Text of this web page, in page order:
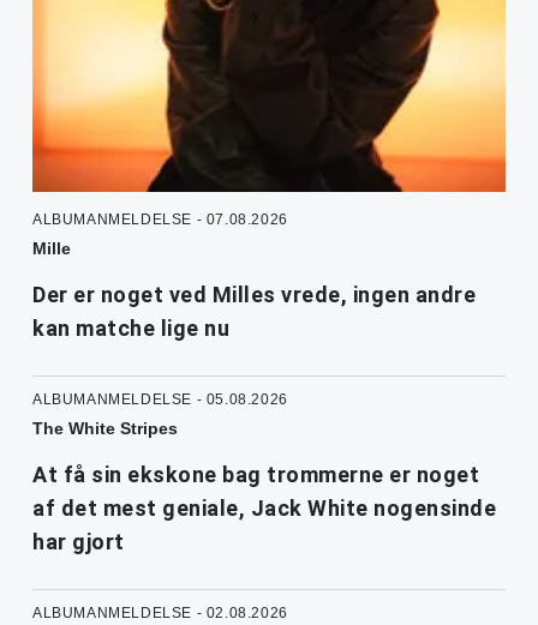
ALBUMANMELDELSE - 07.08.2026
Mille
Der er noget ved Milles vrede, ingen andre
kan matche lige nu
ALBUMANMELDELSE - 05.08.2026
The White Stripes
At få sin ekskone bag trommerne er noget
af det mest geniale, Jack White nogensinde
har gjort
ALBUMANMELDELSE - 02.08.2026